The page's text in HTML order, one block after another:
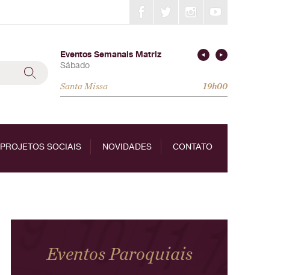
Eventos Semanais Matriz
Sábado
Santa Missa 19h00
PROJETOS SOCIAIS NOVIDADES CONTATO
Eventos Paroquiais